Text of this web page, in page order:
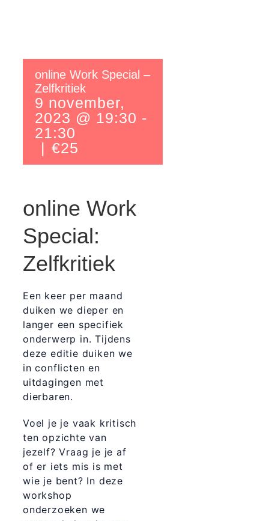
online Work Special –
Zelfkritiek
9 november,
2023 @ 19:30 -
21:30
| €25
online Work
Special:
Zelfkritiek
Een keer per maand
duiken we dieper en
langer een specifiek
onderwerp in. Tijdens
deze editie duiken we
in conflicten en
uitdagingen met
dierbaren.
Voel je je vaak kritisch
ten opzichte van
jezelf? Vraag je je af
of er iets mis is met
wie je bent? In deze
workshop
onderzoeken we